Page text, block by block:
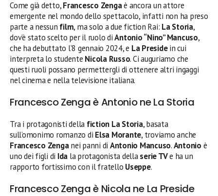
Come già detto,Francesco Zengaè ancora un attore
emergente nel mondo dello spettacolo, infatti non ha preso
parte a nessun film, ma solo a due fiction Rai: La Storia,
dov’è stato scelto per il ruolo diAntonio “Nino” Mancuso,
che ha debuttato l’8 gennaio 2024, e La Presidein cui
interpreta lo studente Nicola Russo. Ci auguriamo che
questi ruoli possano permettergli di ottenere altri ingaggi
nel cinema e nella televisione italiana.
Francesco Zenga è Antonio ne La Storia
Tra i protagonisti della fiction La Storia, basata
sull’omonimo romanzo di Elsa Morante, troviamo anche
Francesco Zenganei panni di Antonio Mancuso.Antonio è
uno dei figli di Ida la protagonista dellaserie TVe ha un
rapporto fortissimo con il fratello Useppe.
Francesco Zenga è Nicola ne La Preside